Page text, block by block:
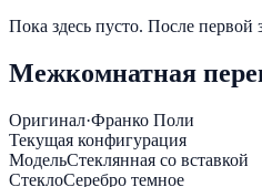
Пока здесь пусто. После первой
Межкомнатная
Оригинал·Франко Поли
Текущая конфигурация
МодельСтеклянная со вставкой
СтеклоСеребро темное